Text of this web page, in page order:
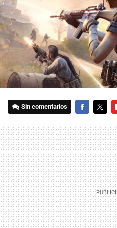
Sin comentarios